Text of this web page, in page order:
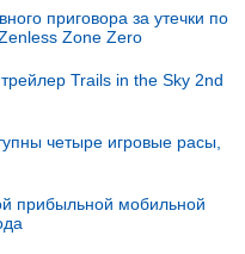
приговора за утечки по
Zone Zero
Trails in the Sky 2nd
четыре игровые расы,
прибыльной мобильной